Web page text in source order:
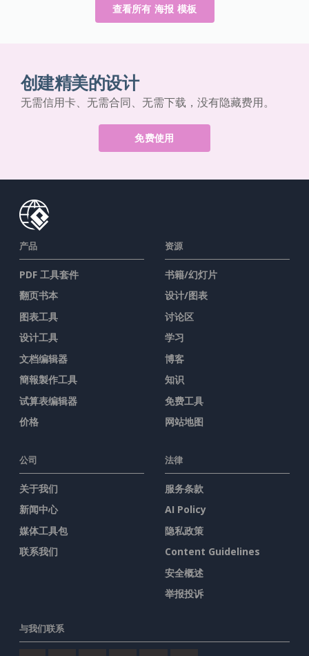
查看所有 海报 模板
创建精美的设计
无需信用卡、无需合同、无需下载，没有隐藏费用。
免费使用
产品
PDF 工具套件
翻页书本
图表工具
设计工具
文档编辑器
簡報製作工具
试算表编辑器
价格
资源
书籍/幻灯片
设计/图表
讨论区
学习
博客
知识
免费工具
网站地图
公司
关于我们
新闻中心
媒体工具包
联系我们
法律
服务条款
AI Policy
隐私政策
Content Guidelines
安全概述
举报投诉
与我们联系